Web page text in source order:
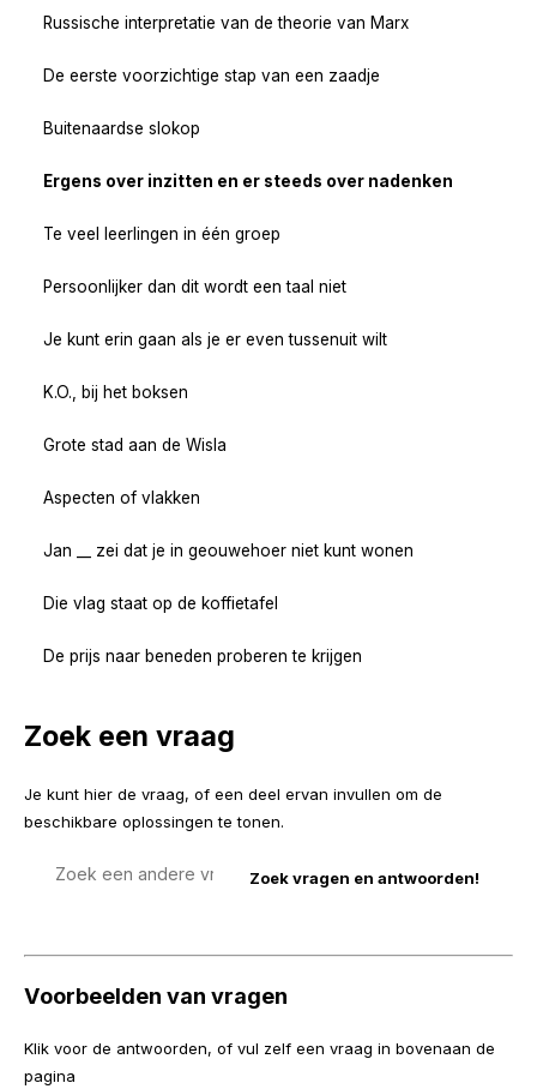
Russische interpretatie van de theorie van Marx
De eerste voorzichtige stap van een zaadje
Buitenaardse slokop
Ergens over inzitten en er steeds over nadenken
Te veel leerlingen in één groep
Persoonlijker dan dit wordt een taal niet
Je kunt erin gaan als je er even tussenuit wilt
K.O., bij het boksen
Grote stad aan de Wisla
Aspecten of vlakken
Jan __ zei dat je in geouwehoer niet kunt wonen
Die vlag staat op de koffietafel
De prijs naar beneden proberen te krijgen
Zoek een vraag
Je kunt hier de vraag, of een deel ervan invullen om de
beschikbare oplossingen te tonen.
Voorbeelden van vragen
Klik voor de antwoorden, of vul zelf een vraag in bovenaan de
pagina